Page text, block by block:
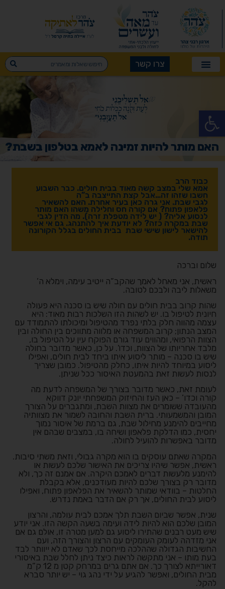
פתח סרגל נגישות
צרו קשר
האם מותר להיות זמינה לאמא בטלפון בשבת?
כבוד הרב
אמא שלי במצב קשה מאוד בבית חולים. כבר השבוע
חשבו שזהו זה…אבל קצת התייצבה ב”ה
לגבי שבת. אני גרה כאן בעיר אחרת. האם להשאיר
פלאפון פתוח? אם קורה חס וחלילה משהו האם מותר
לנסוע אליה? ( יש לידה מטפלת זרה). מה הדין לגבי
שבת במקרה כזה? לא יודעת איך להתנהג. גם אי אפשר
להישאר לישון שישי שבת בבית החולים בגלל הקורונה
תודה.
שלום וברכה
ראשית, אני מאחל לאמך שהקב”ה ייטיב עימה, וימלא ה’
משאלות ליבה ולבכם לטובה.
שהות קרוב בבית חולים עם חולה שיש בו סכנה היא פעולה
חיונית לטיפול בו. יש לשהות הזו השלכות רבות מאוד: היא
עצמה מהווה חלק בלתי נפרד מהטיפול ומיכולתו להתמודד עם
המצב הנתון; קרוב המשפחה או מלווה מתווכים בין החולה ובין
הצוות הרפואי, ומהווים עוד גורם הפוקח עין על הטיפול בו,
מלבד אחריותו של הצוות, וכדו’. על כן, כאשר מדובר בחולה
שיש בו סכנה – מותר ליסוע איתו ביחד לבית חולים, ואפילו
ליסוע במיוחד להיות איתו, כחלק מהטיפול. כמובן שצריך
לנסות לעשות זאת בהמעטת האיסור ככל שניתן.
לעומת זאת, כאשר מדובר בצורך של המשפחה לדעת מה
קורה וכדו’ – כאן העז והחיזוק המשפחתי יונק דווקא
מהעובדה ששומרים את מצוות השבת, ומתגברים על הצורך
המובן והמשמעותי. ברית השבת והחובה לשמור את מצוותיה
מחייבים להימנע מחילול שבת, גם ברמת של איסור נמוך
יחסית, כמו הדלקת פלאפון ושיחה בו, במצבים שבהם אין
מדובר באפשרות להועיל לחולה.
המקרה שאתם עוסקים בו הוא מקרה גבולי, וזאת משתי סיבות.
ראשית, אפשר שיהיו צריכים את האישור שלכם לעשות או
להימנע מלעשות דברים לאמכם היקרה. אם אמנם זה כך, ולא
מדובר רק בצורך שלכם להיות מעודכנים, אלא בקבלת
החלטות – בוודאי שמותר להשאיר את הפלאפון פתוח, ואפילו
ליסוע לבית החולים, אך רק אם הדבר באמת נדרש.
שנית, אפשר שביום השבת תלך אמכם לבית עולמה, והרצון
המובן שלכם הוא להיות לידה ועימה בשעה הקשה הזו. אני יודע
שיש מעט רבנים שהתירו ליסוע גם למען מטרה זו, אולם גם אם
אני מזדהה לעומק העומקים עם הרצון והצורך הזה, ועם
החשיבות הגדולה שההלכה מייחסת לכך שאדם לא ייוותר לבד
בעת מותו – אני מתקשה לראות כיצד ניתן לחלל שבת באיסורי
דאורייתא לצורך כך. אם אתם גרים במרחק קטן מ 12 ק”מ
מבית החולים, ואפשר להגיע על ידי נהג גוי – יש יותר סברא
להקל.